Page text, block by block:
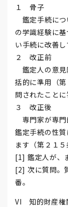
１ 骨子
鑑定手続につ
の学識経験に
い手続に改善し
２ 改正前
鑑定人の意見
括的に準用（
問されたこと
３ 改正後
専門家が専門
鑑定手続の性
ます（第２１５
[1] 鑑定人が、
[2] 次に質問。
番。
VI 知的財産権